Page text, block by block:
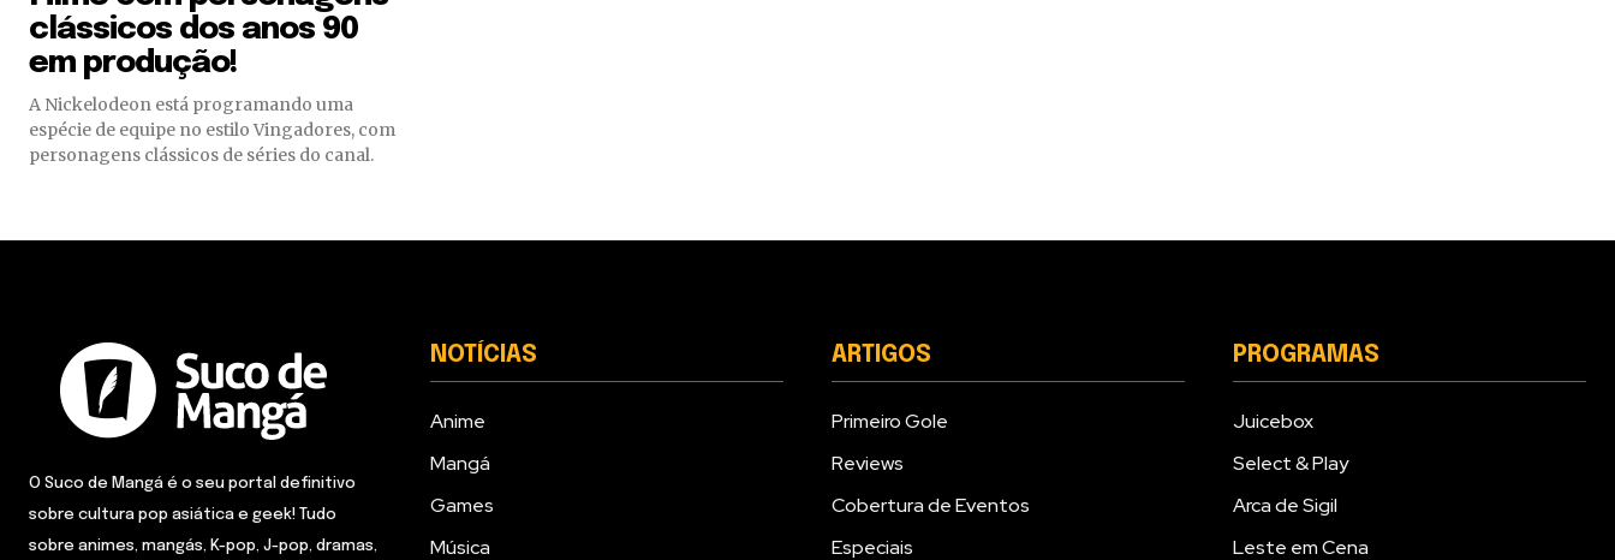
clássicos dos anos 90
em produção!
A Nickelodeon está programando uma
espécie de equipe no estilo Vingadores, com
personagens clássicos de séries do canal.
O Suco de Mangá é o seu portal definitivo
sobre cultura pop asiática e geek! Tudo
sobre animes, mangás, K-pop, J-pop, dramas,
NOTÍCIAS
Anime
Mangá
Games
Música
ARTIGOS
Primeiro Gole
Reviews
Cobertura de Eventos
Especiais
PROGRAMAS
Juicebox
Select & Play
Arca de Sigil
Leste em Cena